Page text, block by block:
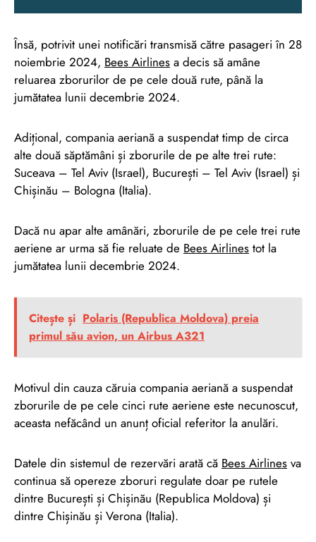
Însă, potrivit unei notificări transmisă către pasageri în 28
noiembrie 2024, Bees Airlines a decis să amâne
reluarea zborurilor de pe cele două rute, până la
jumătatea lunii decembrie 2024.
Adițional, compania aeriană a suspendat timp de circa
alte două săptămâni și zborurile de pe alte trei rute:
Suceava – Tel Aviv (Israel), București – Tel Aviv (Israel) și
Chișinău – Bologna (Italia).
Dacă nu apar alte amânări, zborurile de pe cele trei rute
aeriene ar urma să fie reluate de Bees Airlines tot la
jumătatea lunii decembrie 2024.
Citește și Polaris (Republica Moldova) preia
primul său avion, un Airbus A321
Motivul din cauza căruia compania aeriană a suspendat
zborurile de pe cele cinci rute aeriene este necunoscut,
aceasta nefăcând un anunț oficial referitor la anulări.
Datele din sistemul de rezervări arată că Bees Airlines va
continua să opereze zboruri regulate doar pe rutele
dintre București și Chișinău (Republica Moldova) și
dintre Chișinău și Verona (Italia).